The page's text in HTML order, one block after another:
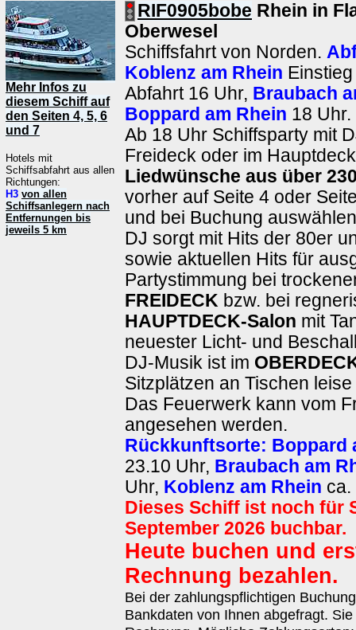
Mehr Infos zu
diesem Schiff auf
den Seiten 4, 5, 6
und 7
Hotels mit
Schiffsabfahrt aus allen
Richtungen:
H3 von allen
Schiffsanlegern nach
Entfernungen bis
jeweils 5 km
RIF0905bobe Rhein in
Oberwesel
Schiffsfahrt von Norden.
Koblenz am Rhein
Abfahrt 16 Uhr, Braubach
Boppard am Rhein 18 Uhr.
Ab 18 Uhr Schiffsparty mit
Freideck oder im
Liedwünsche aus über
vorher auf Seite 4 oder
und bei Buchung
DJ sorgt mit Hits der 80er
sowie aktuellen Hits für
Partystimmung bei
FREIDECK bzw. bei
HAUPTDECK-Salon mit
neuester Licht- und
DJ-Musik ist im
Sitzplätzen an Tischen
Das Feuerwerk kann vom
angesehen werden.
Rückkunftsorte: Boppard
23.10 Uhr, Braubach am
Uhr, Koblenz am Rhein ca.
Dieses Schiff ist noch für
September 2026 buchbar.
Heute buchen und
Rechnung bezahlen.
Bei der zahlungspflichtigen
Bankdaten von Ihnen abgefragt.